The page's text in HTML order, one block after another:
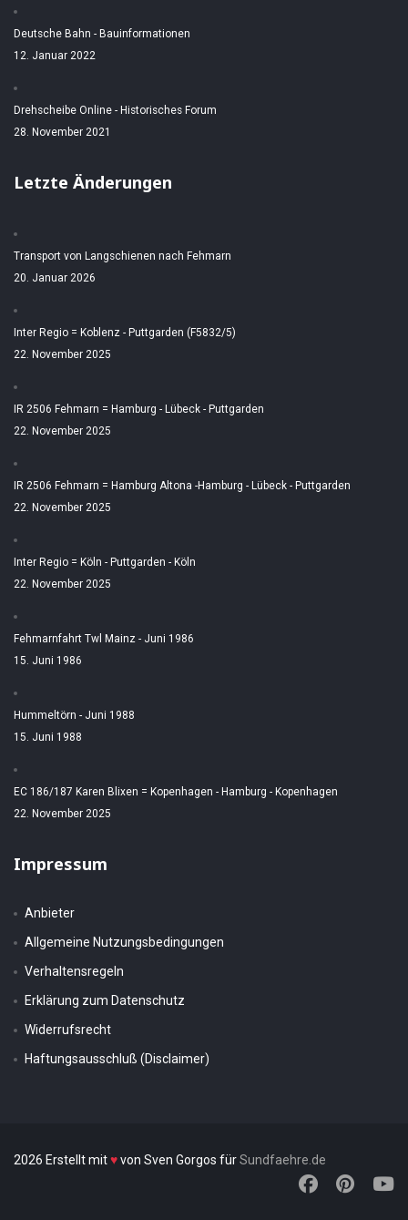
Deutsche Bahn - Bauinformationen
12. Januar 2022
Drehscheibe Online - Historisches Forum
28. November 2021
Letzte Änderungen
Transport von Langschienen nach Fehmarn
20. Januar 2026
Inter Regio = Koblenz - Puttgarden (F5832/5)
22. November 2025
IR 2506 Fehmarn = Hamburg - Lübeck - Puttgarden
22. November 2025
IR 2506 Fehmarn = Hamburg Altona -Hamburg - Lübeck - Puttgarden
22. November 2025
Inter Regio = Köln - Puttgarden - Köln
22. November 2025
Fehmarnfahrt Twl Mainz - Juni 1986
15. Juni 1986
Hummeltörn - Juni 1988
15. Juni 1988
EC 186/187 Karen Blixen = Kopenhagen - Hamburg - Kopenhagen
22. November 2025
Impressum
Anbieter
Allgemeine Nutzungsbedingungen
Verhaltensregeln
Erklärung zum Datenschutz
Widerrufsrecht
Haftungsausschluß (Disclaimer)
2026 Erstellt mit♥von Sven Gorgos fürSundfaehre.de